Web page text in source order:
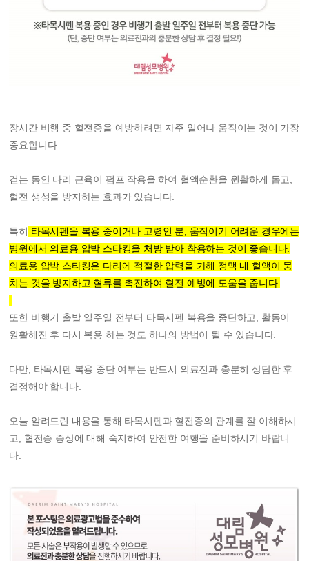
장시간 비행 중 혈전증을 예방하려면 자주 일어나 움직이는 것이 가장
중요합니다.
걷는 동안 다리 근육이 펌프 작용을 하여 혈액순환을 원활하게 돕고,
혈전 생성을 방지하는 효과가 있습니다.
특히 타목시펜을 복용 중이거나 고령인 분, 움직이기 어려운 경우에는
병원에서 의료용 압박 스타킹을 처방 받아 착용하는 것이 좋습니다.
의료용 압박 스타킹은 다리에 적절한 압력을 가해 정맥 내 혈액이 뭉
치는 것을 방지하고 혈류를 촉진하여 혈전 예방에 도움을 줍니다.
또한 비행기 출발 일주일 전부터 타목시펜 복용을 중단하고, 활동이
원활해진 후 다시 복용 하는 것도 하나의 방법이 될 수 있습니다.
다만, 타목시펜 복용 중단 여부는 반드시 의료진과 충분히 상담한 후
결정해야 합니다.
오늘 알려드린 내용을 통해 타목시펜과 혈전증의 관계를 잘 이해하시
고, 혈전증 증상에 대해 숙지하여 안전한 여행을 준비하시기 바랍니
다.